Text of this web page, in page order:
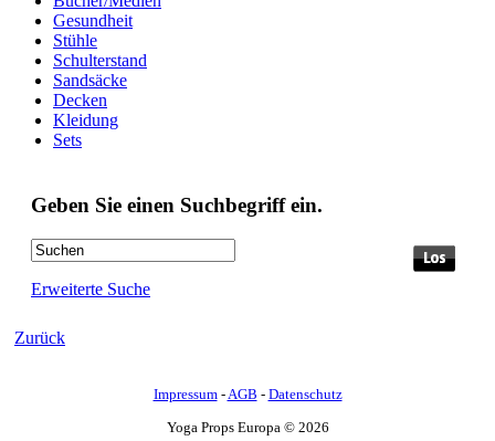
Gesundheit
Stühle
Schulterstand
Sandsäcke
Decken
Kleidung
Sets
Geben Sie einen Suchbegriff ein.
Erweiterte Suche
Zurück
Impressum-AGB - Datenschutz
Yoga Props Europa © 2026